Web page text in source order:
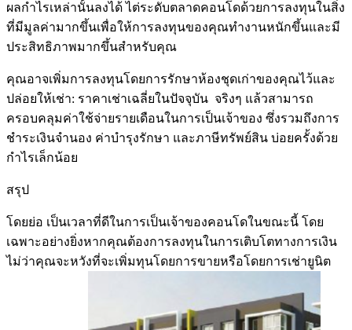
ผลกำไรเหล่านั้นลงได้ ไต่ระดับตลาดคอนโดด้วยการลงทุนในสิ่ง
ที่มีมูลค่ามากขึ้นเพื่อให้การลงทุนของคุณทำงานหนักขึ้นและมี
ประสิทธิภาพมากขึ้นสำหรับคุณ
คุณอาจเพิ่มการลงทุนโดยการรักษาห้องชุดเก่าของคุณไว้และ
ปล่อยให้เช่า: ราคาเช่าเฉลี่ยในปัจจุบัน จริงๆ แล้วสามารถ
ครอบคลุมค่าใช้จ่ายรายเดือนในการเป็นเจ้าของ ซึ่งรวมถึงการ
ชำระเงินจำนอง ค่าบำรุงรักษา และภาษีทรัพย์สิน บ่อยครั้งด้วย
กำไรเล็กน้อย
สรุป
โดยย่อ เป็นเวลาที่ดีในการเป็นเจ้าของคอนโดในขณะนี้ โดย
เฉพาะอย่างยิ่งหากคุณต้องการลงทุนในการเติบโตทางการเงิน
ไม่ว่าคุณจะหวังที่จะเพิ่มทุนโดยการขายหรือโดยการเช่ายูนิต